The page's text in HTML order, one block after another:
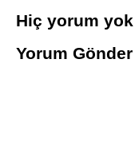
Hiç yorum yok
Yorum Gönder